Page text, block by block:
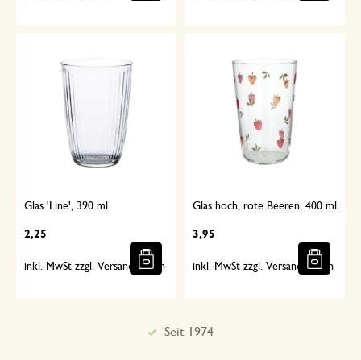
Glas 'Line', 390 ml
2,25
inkl. MwSt zzgl. Versandkosten
Glas hoch, rote Beeren, 400 ml
3,95
inkl. MwSt zzgl. Versandkosten
Sorgfältig ausgewählt